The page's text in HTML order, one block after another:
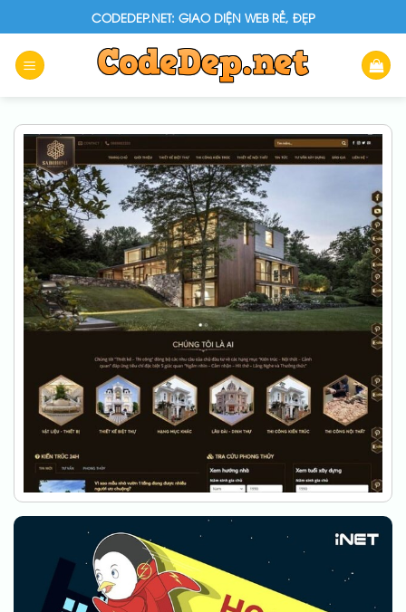
to
content
CODEDEP.NET: GIAO DIỆN WEB RẺ, ĐẸP